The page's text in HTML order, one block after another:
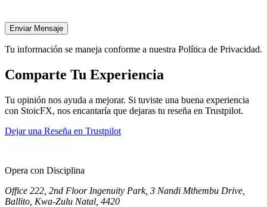
Enviar Mensaje
Tu información se maneja conforme a nuestra Política de Privacidad.
Comparte Tu Experiencia
Tu opinión nos ayuda a mejorar. Si tuviste una buena experiencia
con StoicFX, nos encantaría que dejaras tu reseña en Trustpilot.
Dejar una Reseña en Trustpilot
Opera con Disciplina
Office 222, 2nd Floor Ingenuity Park, 3 Nandi Mthembu Drive,
Ballito, Kwa-Zulu Natal, 4420